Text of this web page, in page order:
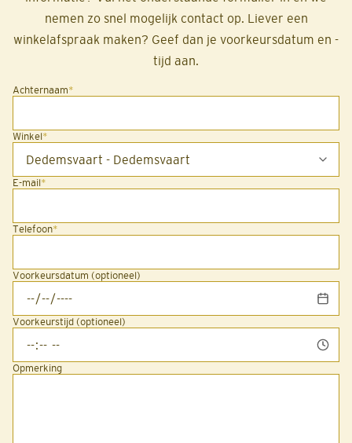
nemen zo snel mogelijk contact op. Liever een
winkelafspraak maken? Geef dan je voorkeursdatum en -
tijd aan.
Achternaam*
Winkel*
E-mail*
Telefoon*
Voorkeursdatum (optioneel)
Voorkeurstijd (optioneel)
Opmerking